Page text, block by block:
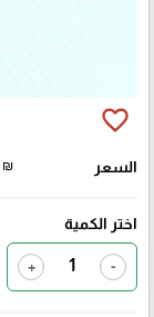
favorite_border
السعر ₪
اختر الكمية
-
+